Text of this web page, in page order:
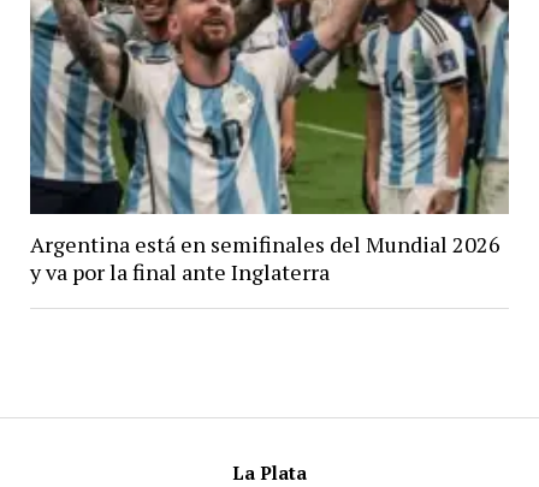
La Plata
Argentina está en semifinales del Mundial 2026
y va por la final ante Inglaterra